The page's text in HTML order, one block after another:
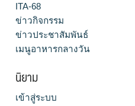
ITA-68
ข่าวกิจกรรม
ข่าวประชาสัมพันธ์
เมนูอาหารกลางวัน
นิยาม
เข้าสู่ระบบ